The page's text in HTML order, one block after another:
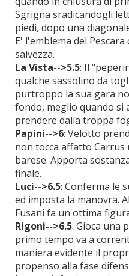
Sgrigna sradicandogli
piedi, dopo una
E' l'emblema del
salvezza.
La Vista-->5.5: Il
qualche sassolino da
purtroppo la sua gara
fondo, meglio quando si
prendere dalla troppa
Papini-->6: Velotto
non tocca affatto Carrus
barese. Apporta
finale.
Luci-->6.5: Conferma le
ed imposta la manovra.
Fusani fa un'ottima
Rigoni-->6.5: Gioca una
primo tempo va a
maniera evidente il
propenso alla fase